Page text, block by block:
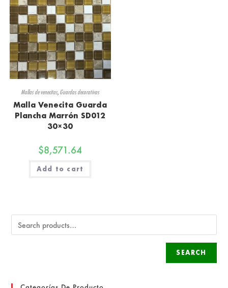
Mallas de venecitas, Guardas decorativas
Malla Venecita Guarda
Plancha Marrón SD012
30×30
$8,571.64
Add to cart
SEARCH